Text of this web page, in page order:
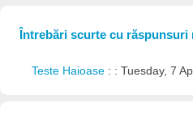
Întrebări scurte cu răspunsuri
Teste Haioase : : Tuesday, 7